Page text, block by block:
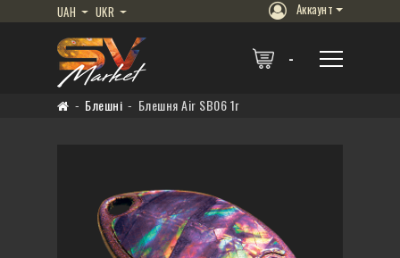
UAH UKR Аккаунт
Блешні Блешня Air SB06 1г